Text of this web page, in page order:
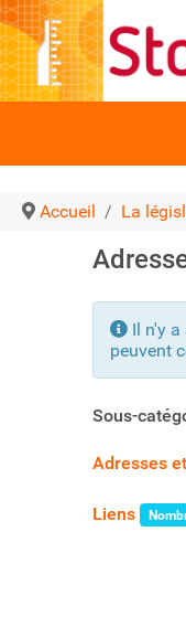
Accueil La
Info
Il n'y
peuvent
Sous-
Adresses
Liens